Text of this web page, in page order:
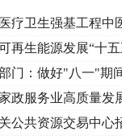
医疗卫生强基工程
可再生能源发展“十
门：做好"八一"期
政服务业高质量发
公共资源交易中心